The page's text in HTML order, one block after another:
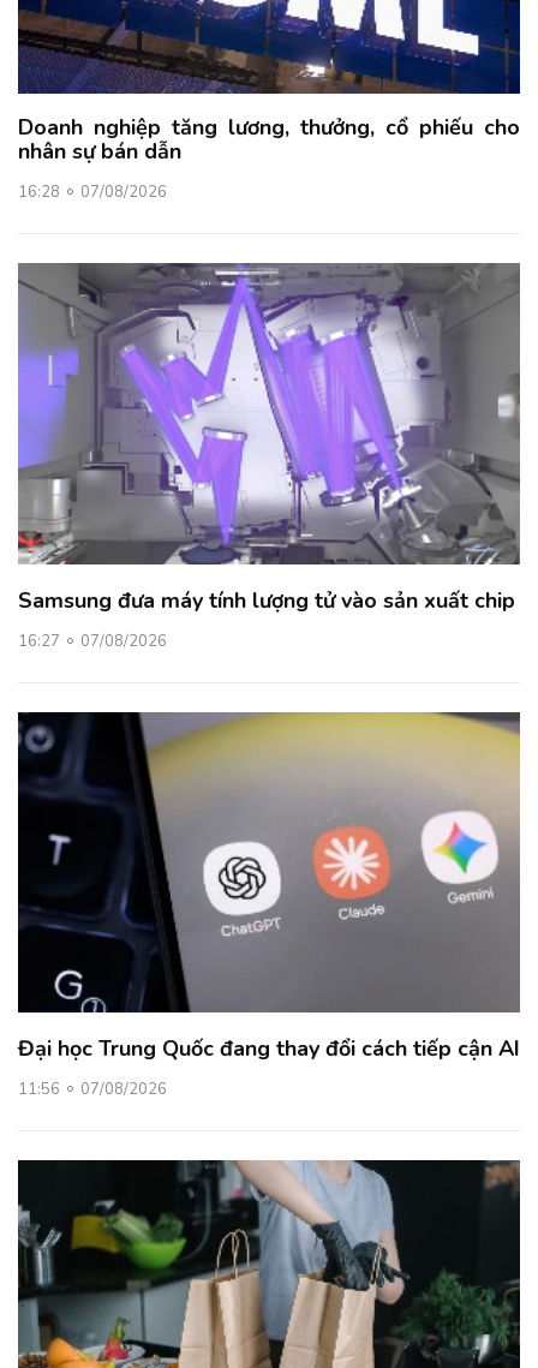
Doanh nghiệp tăng lương, thưởng, cổ phiếu cho
nhân sự bán dẫn
16:28 07/08/2026
Samsung đưa máy tính lượng tử vào sản xuất chip
16:27 07/08/2026
Đại học Trung Quốc đang thay đổi cách tiếp cận AI
11:56 07/08/2026